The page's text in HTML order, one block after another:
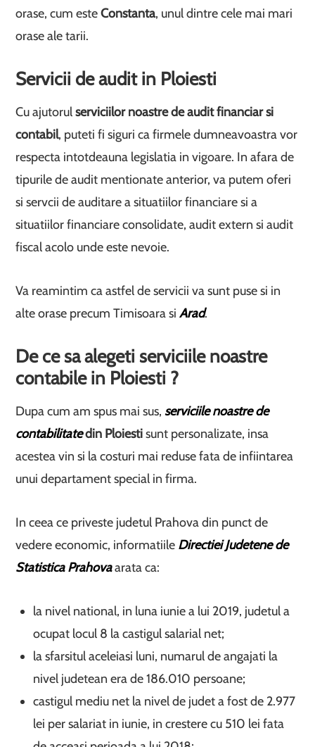
orase, cum esteConstanta, unul dintre cele mai mari
orase ale tarii.
Servicii de audit in Ploiesti
Cu ajutorulserviciilor noastre de audit financiar si
contabil, puteti fi siguri ca firmele dumneavoastra vor
respecta intotdeauna legislatia in vigoare. In afara de
tipurile de audit mentionate anterior, va putem oferi
si servcii de auditare a situatiilor financiare si a
situatiilor financiare consolidate, audit extern si audit
fiscal acolo unde este nevoie.
Va reamintim ca astfel de servicii va sunt puse si in
alte orase precum Timisoara siArad.
De ce sa alegeti serviciile noastre
contabile in Ploiesti ?
Dupa cum am spus mai sus,serviciile noastre de
contabilitatedin Ploiestisunt personalizate, insa
acestea vin si la costuri mai reduse fata de infiintarea
unui departament special in firma.
In ceea ce priveste judetul Prahova din punct de
vedere economic, informatiile Directiei Judetene de
Statistica Prahovaarata ca:
la nivel national, in luna iunie a lui 2019, judetul a
ocupat locul 8 la castigul salarial net;
la sfarsitul aceleiasi luni, numarul de angajati la
nivel judetean era de 186.010 persoane;
castigul mediu net la nivel de judet a fost de 2.977
lei per salariat in iunie, in crestere cu 510 lei fata